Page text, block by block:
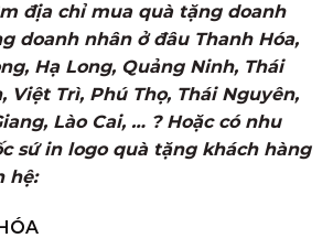
địa chỉ mua quà tặng doanh
doanh nhân ở đâu Thanh Hóa,
Hạ Long, Quảng Ninh, Thái
Việt Trì, Phú Thọ, Thái Nguyên,
Lào Cai, … ? Hoặc có nhu
sứ in logo quà tặng khách hàng
hệ: